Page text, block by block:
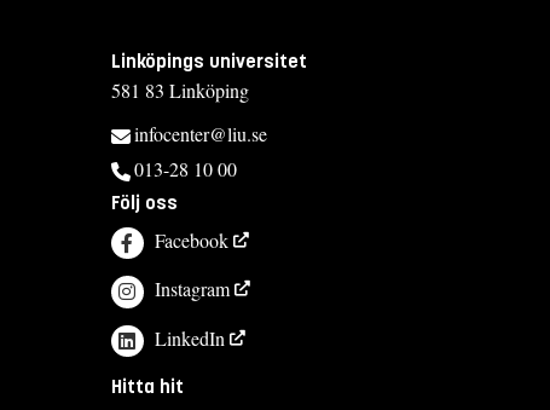
Linköpings universitet
581 83 Linköping
infocenter@liu.se
013-28 10 00
Följ oss
Facebook
Instagram
LinkedIn
Hitta hit